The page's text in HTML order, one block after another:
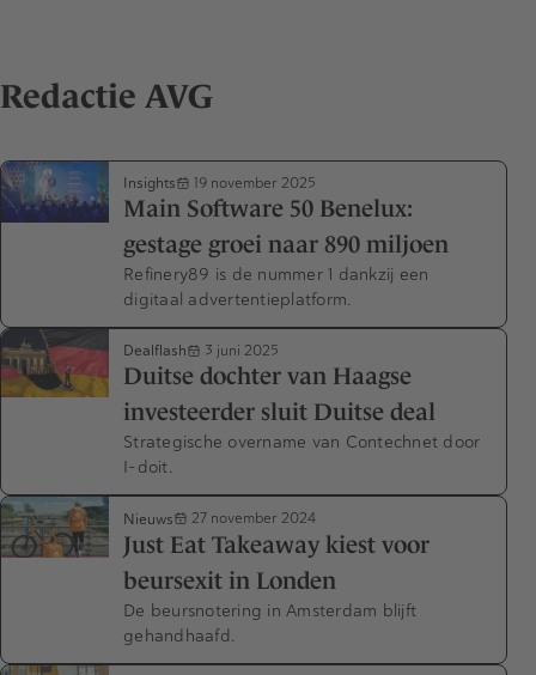
Redactie AVG
Insights 19 november 2025
Main Software 50 Benelux:
gestage groei naar 890 miljoen
Refinery89 is de nummer 1 dankzij een
digitaal advertentieplatform.
Dealflash 3 juni 2025
Duitse dochter van Haagse
investeerder sluit Duitse deal
Strategische overname van Contechnet door
I-doit.
Nieuws 27 november 2024
Just Eat Takeaway kiest voor
beursexit in Londen
De beursnotering in Amsterdam blijft
gehandhaafd.